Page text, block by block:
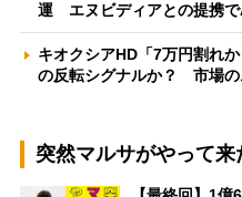
運 エヌビディアとの提携
キオクシアHD「7万円割れ
の反転シグナルか？ 市場
突然マルサがやって来